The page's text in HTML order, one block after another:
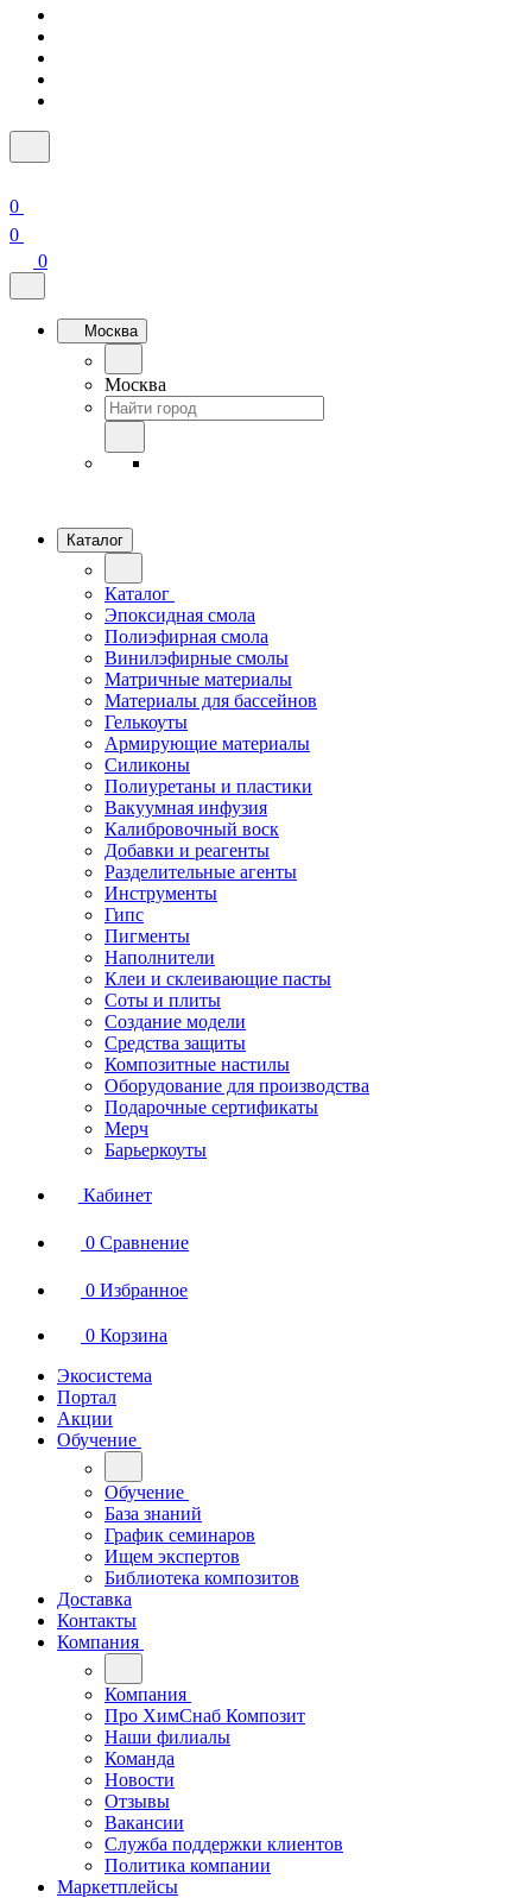
0
0
0
Москва
Москва
Каталог
Каталог
Эпоксидная смола
Полиэфирная смола
Винилэфирные смолы
Матричные материалы
Материалы для бассейнов
Гелькоуты
Армирующие материалы
Силиконы
Полиуретаны и пластики
Вакуумная инфузия
Калибровочный воск
Добавки и реагенты
Разделительные агенты
Инструменты
Гипс
Пигменты
Наполнители
Клеи и склеивающие пасты
Соты и плиты
Создание модели
Средства защиты
Композитные настилы
Оборудование для производства
Подарочные сертификаты
Мерч
Барьеркоуты
Кабинет
0 Сравнение
0 Избранное
0 Корзина
Экосистема
Портал
Акции
Обучение
Обучение
База знаний
График семинаров
Ищем экспертов
Библиотека композитов
Доставка
Контакты
Компания
Компания
Про ХимСнаб Композит
Наши филиалы
Команда
Новости
Отзывы
Вакансии
Служба поддержки клиентов
Политика компании
Маркетплейсы